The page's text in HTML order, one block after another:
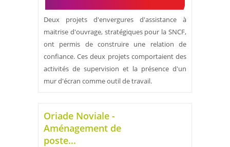
Deux projets d'envergures d'assistance à
maitrise d'ouvrage, stratégiques pour la SNCF,
ont permis de construire une relation de
confiance. Ces deux projets comportaient des
activités de supervision et la présence d'un
mur d'écran comme outil de travail.
Oriade Noviale -
Aménagement de
poste...